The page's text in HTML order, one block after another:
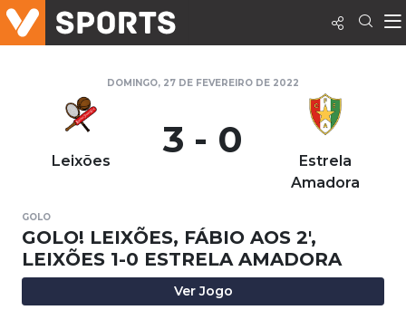
DOMINGO, 27 DE FEVEREIRO DE 2022
Leixões 3 - 0
Estrela
Amadora
GOLO
GOLO! LEIXÕES, FÁBIO AOS 2',
LEIXÕES 1-0 ESTRELA AMADORA
Ver Jogo